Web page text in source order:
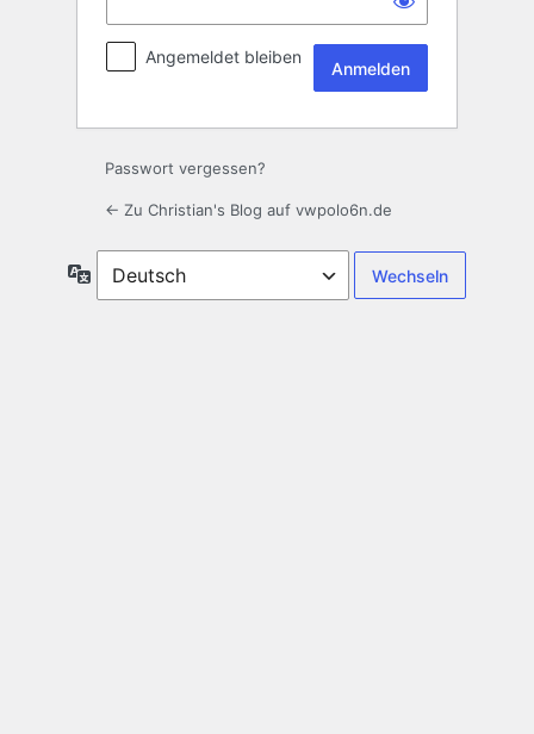
Angemeldet bleiben
Passwort vergessen?
← Zu Christian's Blog auf vwpolo6n.de
Sprache